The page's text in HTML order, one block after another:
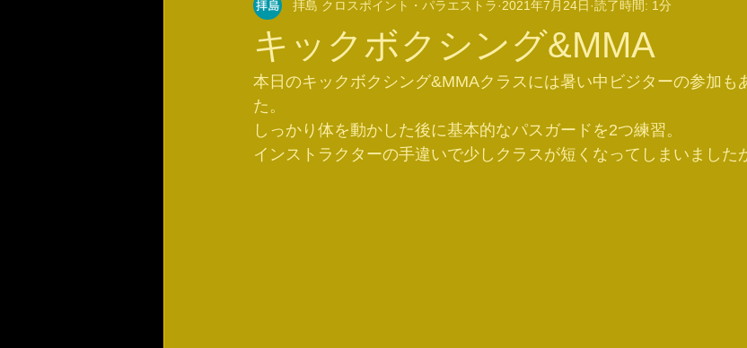
キックボクシング&MMA
拝島 クロスポイント・パラエストラ 2021年7月24日 読了時間: 1分
本日のキックボクシング&MMAクラスには暑い中ビジターの参加も
た。
しっかり体を動かした後に基本的なパスガードを2つ練習。
インストラクターの手違いで少しクラスが短くなってしまいました